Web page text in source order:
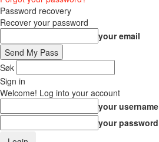
Password recovery
Recover your password
your email
Søk
Sign in
Welcome! Log into your account
your username
your password